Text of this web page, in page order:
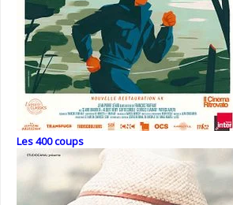
Les 400 coups